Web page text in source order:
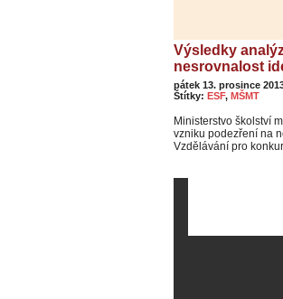
Výsledky
nesrovnalost
pátek 13. prosince
Štítky: ESF, MŠMT
Ministerstvo školství
vzniku podezření na
Vzdělávání pro